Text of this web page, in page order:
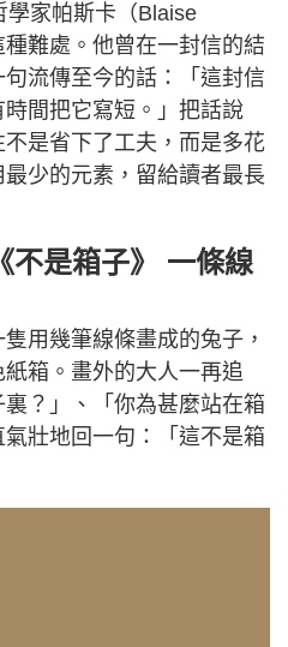
學家帕斯卡（Blaise
難處。他曾在一封信的結
流傳至今的話：「這封信
間把它寫短。」把話說
是省下了工夫，而是多花
最少的元素，留給讀者最長
不是箱子》 一條線
用幾筆線條畫成的兔子，
箱。畫外的大人一再追
？」、「你為甚麼站在箱
壯地回一句：「這不是箱